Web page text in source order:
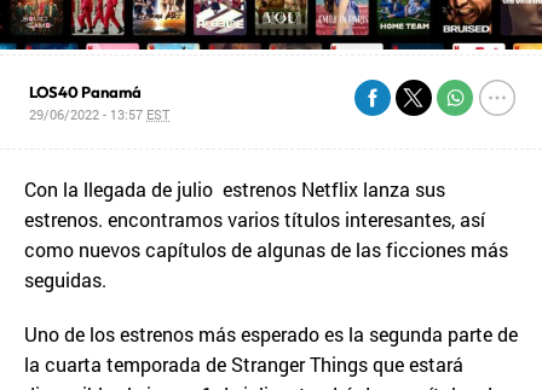
LOS40 Panamá
29/06/2022 - 13:57 EST
Con la llegada de julio estrenos Netflix lanza sus
estrenos. encontramos varios títulos interesantes, así
como nuevos capítulos de algunas de las ficciones más
seguidas.
Uno de los estrenos más esperado es la segunda parte de
la cuarta temporada de Stranger Things que estará